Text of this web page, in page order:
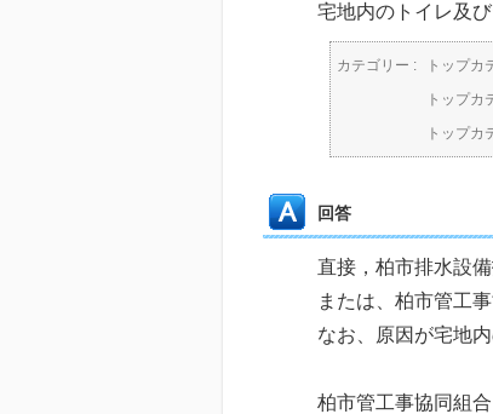
宅地内のトイレ及
カテゴリー : トップカ
トップカ
トップカ
回答
直接，柏市排水設
または、柏市管工
なお、原因が宅地
柏市管工事協同組